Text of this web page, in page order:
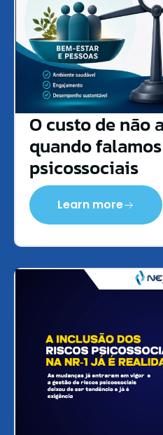
O custo de não
quando
psicossociais
Learn more